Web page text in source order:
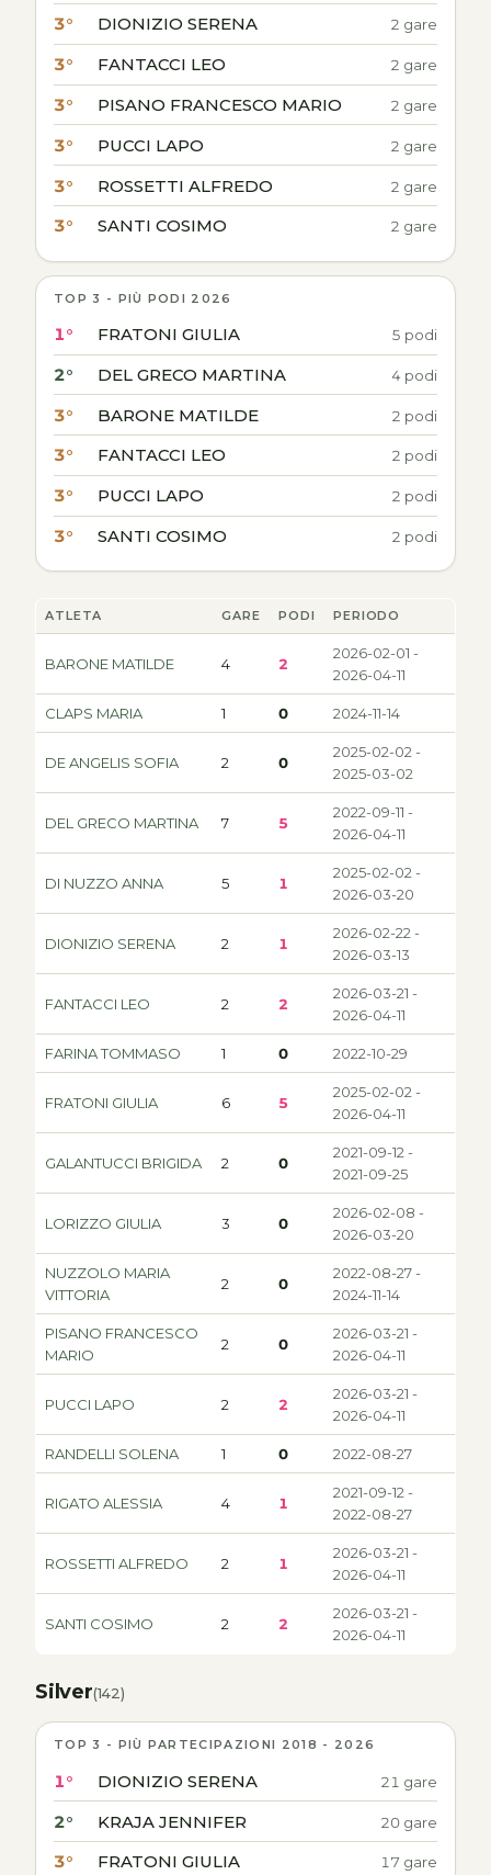
3° DIONIZIO SERENA 2 gare
3° FANTACCI LEO 2 gare
3° PISANO FRANCESCO MARIO 2 gare
3° PUCCI LAPO 2 gare
3° ROSSETTI ALFREDO 2 gare
3° SANTI COSIMO 2 gare
TOP 3 - PIÙ PODI 2026
1° FRATONI GIULIA 5 podi
2° DEL GRECO MARTINA 4 podi
3° BARONE MATILDE 2 podi
3° FANTACCI LEO 2 podi
3° PUCCI LAPO 2 podi
3° SANTI COSIMO 2 podi
ATLETA GARE PODI PERIODO
BARONE MATILDE 4 2
2026-02-01 -
2026-04-11
CLAPS MARIA 1 0 2024-11-14
DE ANGELIS SOFIA 2 0
2025-02-02 -
2025-03-02
DEL GRECO MARTINA 7 5
2022-09-11 -
2026-04-11
DI NUZZO ANNA 5 1
2025-02-02 -
2026-03-20
DIONIZIO SERENA 2 1
2026-02-22 -
2026-03-13
FANTACCI LEO 2 2
2026-03-21 -
2026-04-11
FARINA TOMMASO 1 0 2022-10-29
FRATONI GIULIA 6 5
2025-02-02 -
2026-04-11
GALANTUCCI BRIGIDA 2 0
2021-09-12 -
2021-09-25
LORIZZO GIULIA 3 0
2026-02-08 -
2026-03-20
NUZZOLO MARIA
VITTORIA
2 0
2022-08-27 -
2024-11-14
PISANO FRANCESCO
MARIO
2 0
2026-03-21 -
2026-04-11
PUCCI LAPO 2 2
2026-03-21 -
2026-04-11
RANDELLI SOLENA 1 0 2022-08-27
RIGATO ALESSIA 4 1
2021-09-12 -
2022-08-27
ROSSETTI ALFREDO 2 1
2026-03-21 -
2026-04-11
SANTI COSIMO 2 2
2026-03-21 -
2026-04-11
Silver(142)
TOP 3 - PIÙ PARTECIPAZIONI 2018 - 2026
1° DIONIZIO SERENA 21 gare
2° KRAJA JENNIFER 20 gare
3° FRATONI GIULIA 17 gare